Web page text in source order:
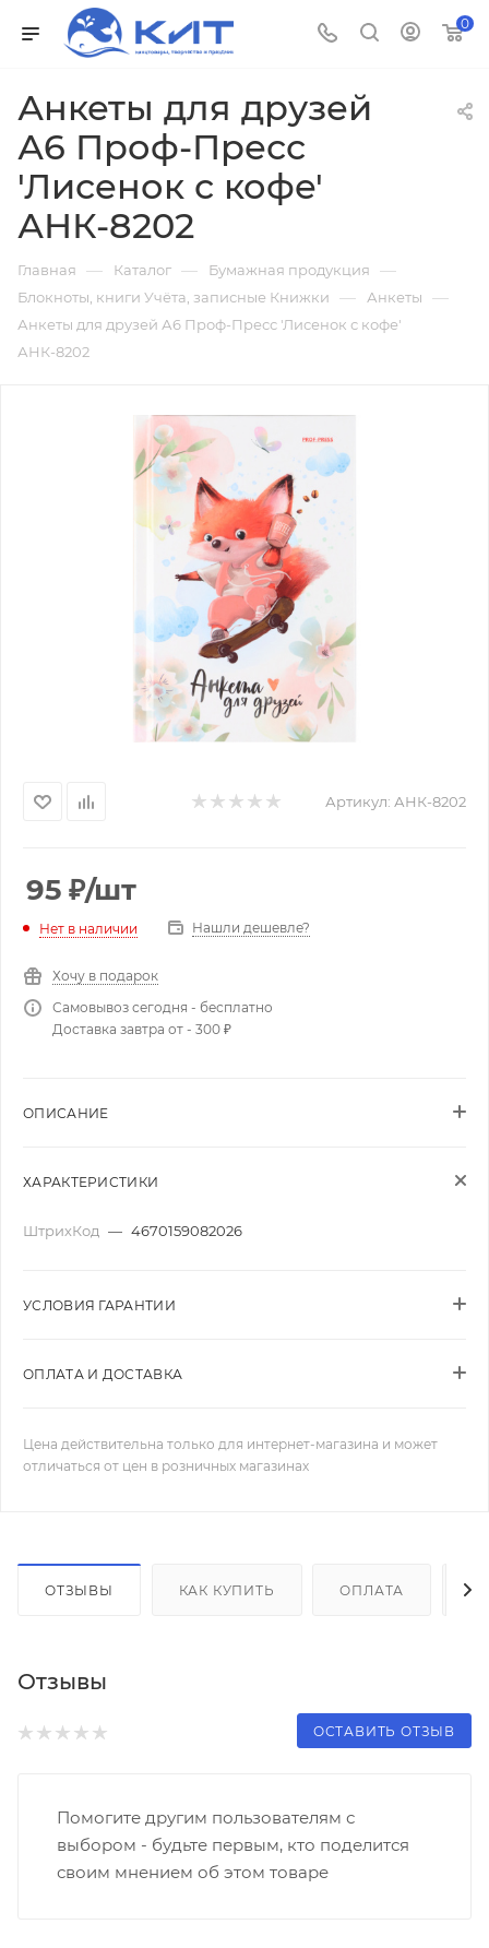
0
Анкеты для друзей
А6 Проф-Пресс
'Лисенок с кофе'
АНК-8202
Главная — Каталог — Бумажная продукция —
Блокноты, книги Учёта, записные Книжки — Анкеты —
Анкеты для друзей А6 Проф-Пресс 'Лисенок с кофе'
АНК-8202
Артикул: АНК-8202
95 ₽/шт
Нет в наличии Нашли дешевле?
Хочу в подарок
Самовывоз сегодня - бесплатно
Доставка завтра от - 300 ₽
ОПИСАНИЕ
ХАРАКТЕРИСТИКИ
ШтрихКод — 4670159082026
УСЛОВИЯ ГАРАНТИИ
ОПЛАТА И ДОСТАВКА
Цена действительна только для интернет-магазина и может
отличаться от цен в розничных магазинах
ОТЗЫВЫ КАК КУПИТЬ ОПЛАТА
Отзывы
ОСТАВИТЬ ОТЗЫВ
Помогите другим пользователям с
выбором - будьте первым, кто поделится
своим мнением об этом товаре